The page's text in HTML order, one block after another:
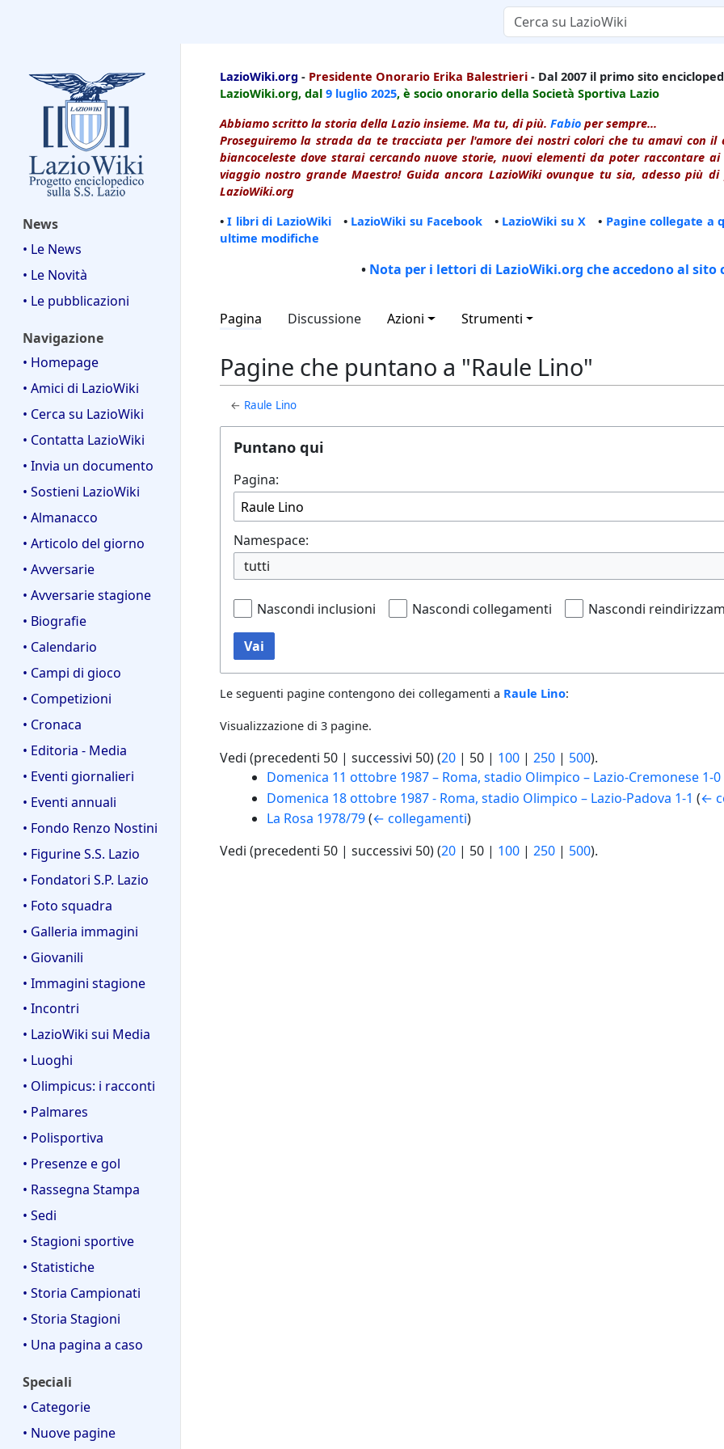
News
• Le News
• Le Novità
• Le pubblicazioni
Navigazione
• Homepage
• Amici di LazioWiki
• Cerca su LazioWiki
• Contatta LazioWiki
• Invia un documento
• Sostieni LazioWiki
• Almanacco
• Articolo del giorno
• Avversarie
• Avversarie stagione
• Biografie
• Calendario
• Campi di gioco
• Competizioni
• Cronaca
• Editoria - Media
• Eventi giornalieri
• Eventi annuali
• Fondo Renzo Nostini
• Figurine S.S. Lazio
• Fondatori S.P. Lazio
• Foto squadra
• Galleria immagini
• Giovanili
• Immagini stagione
• Incontri
• LazioWiki sui Media
• Luoghi
• Olimpicus: i racconti
• Palmares
• Polisportiva
• Presenze e gol
• Rassegna Stampa
• Sedi
• Stagioni sportive
• Statistiche
• Storia Campionati
• Storia Stagioni
• Una pagina a caso
Speciali
• Categorie
• Nuove pagine
LazioWiki.org - Presidente Onorario Erika Balestrieri - Dal 2007 il primo sito
LazioWiki.org, dal 9 luglio 2025, è socio onorario della Società Sportiva Lazio
Abbiamo scritto la storia della Lazio insieme. Ma tu, di più. Fabio per sempre...
Proseguiremo la strada da te tracciata per l'amore dei nostri colori che tu amavi con
biancoceleste dove starai cercando nuove storie, nuovi elementi da poter raccontare
viaggio nostro grande Maestro! Guida ancora LazioWiki ovunque tu sia, adesso più
LazioWiki.org
•I libri di LazioWiki• LazioWiki su Facebook • LazioWiki su X • Pagine collegate a
ultime modifiche
• Nota per i lettori di LazioWiki.org che accedono al sito
Pagina Discussione Azioni Strumenti
Pagine che puntano a "Raule Lino"
← Raule Lino
Puntano qui
Pagina:
Namespace:
tutti
Nascondi inclusioni Nascondi collegamenti Nascondi
Vai
Le seguenti pagine contengono dei collegamenti a Raule Lino:
Visualizzazione di 3 pagine.
Vedi (precedenti 50 | successivi 50) (20 | 50 | 100 | 250 | 500).
Domenica 11 ottobre 1987 – Roma, stadio Olimpico – Lazio-Cremonese 1-0
Domenica 18 ottobre 1987 - Roma, stadio Olimpico – Lazio-Padova 1-1 (←
La Rosa 1978/79 (← collegamenti)
Vedi (precedenti 50 | successivi 50) (20 | 50 | 100 | 250 | 500).